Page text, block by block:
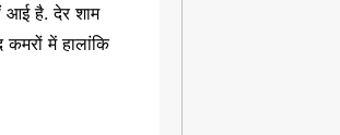
आई है. देर शाम
कमरों में हालांकि